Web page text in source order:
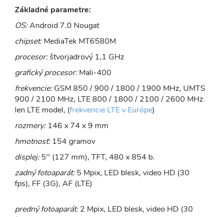
Základné parametre:
OS:Android 7.0 Nougat
chipset:MediaTek MT6580M
procesor:štvorjadrový 1,1 GHz
grafický procesor:Mali-400
frekvencie:GSM 850 / 900 / 1800 / 1900 MHz, UMTS
900 / 2100 MHz, LTE 800 / 1800 / 2100 / 2600 MHz
len LTE model, (frekvencie LTE v Európe)
rozmery:146 x 74 x 9 mm
hmotnosť:154 gramov
displej:5'' (127 mm), TFT, 480 x 854 b.
zadný fotoaparát:5 Mpix, LED blesk, video HD (30
fps), FF (3G), AF (LTE)
predný fotoaparát:2 Mpix, LED blesk, video HD (30